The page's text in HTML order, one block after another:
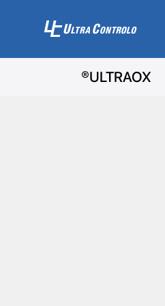
ULTRAOX®